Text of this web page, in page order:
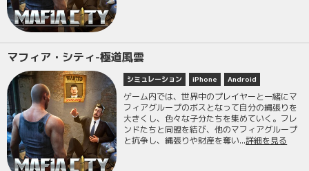
マフィア・シティ-極道風雲
シミュレーション iPhone Android
ゲーム内では、世界中のプレイヤーと一緒にマ
フィアグループのボスとなって自分の縄張りを
大きくし、色々な子分たちを集めていく。フレ
ンドたちと同盟を結び、他のマフィアグループ
と抗争し、縄張りや財産を奪い...詳細を見る